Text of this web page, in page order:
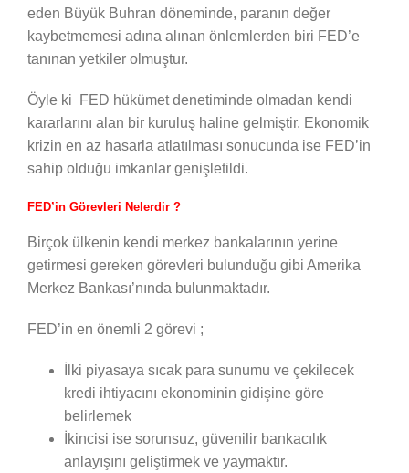
eden Büyük Buhran döneminde, paranın değer
kaybetmemesi adına alınan önlemlerden biri FED’e
tanınan yetkiler olmuştur.
Öyle ki FED hükümet denetiminde olmadan kendi
kararlarını alan bir kuruluş haline gelmiştir. Ekonomik
krizin en az hasarla atlatılması sonucunda ise FED’in
sahip olduğu imkanlar genişletildi.
FED’in Görevleri Nelerdir ?
Birçok ülkenin kendi merkez bankalarının yerine
getirmesi gereken görevleri bulunduğu gibi Amerika
Merkez Bankası’nında bulunmaktadır.
FED’in en önemli 2 görevi ;
İlki piyasaya sıcak para sunumu ve çekilecek
kredi ihtiyacını ekonominin gidişine göre
belirlemek
İkincisi ise sorunsuz, güvenilir bankacılık
anlayışını geliştirmek ve yaymaktır.